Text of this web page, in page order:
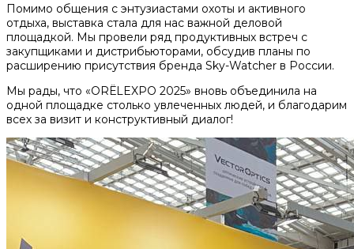
Помимо общения с энтузиастами охоты и активного
отдыха, выставка стала для нас важной деловой
площадкой. Мы провели ряд продуктивных встреч с
закупщиками и дистрибьюторами, обсудив планы по
расширению присутствия бренда Sky-Watcher в России.
Мы рады, что «ORЁLEXPO 2025» вновь объединила на
одной площадке столько увлеченных людей, и благодарим
всех за визит и конструктивный диалог!